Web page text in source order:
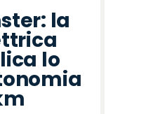
la
lo